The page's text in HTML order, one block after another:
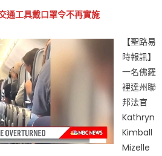
通工具戴口罩令不再實施
【聖路易
時報訊】
一名佛羅
裡達州聯
邦法官
Kathryn
Kimball
Mizelle